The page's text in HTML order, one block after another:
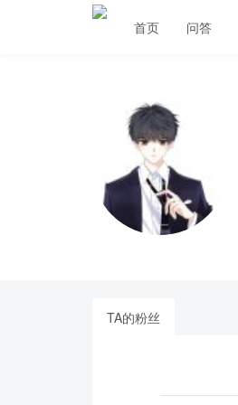
首页 问答
TA的粉丝